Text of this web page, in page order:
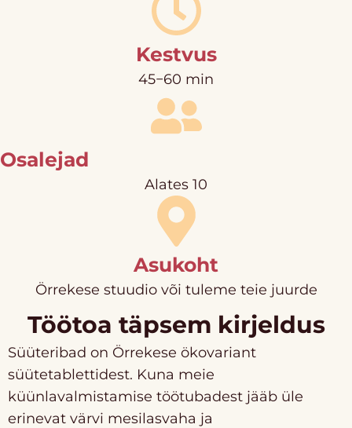
Kestvus
45−60 min
Osalejad
Alates 10
Asukoht
Örrekese stuudio või tuleme teie juurde
Töötoa täpsem kirjeldus
Süüteribad on Örrekese ökovariant
süütetablettidest. Kuna meie
küünlavalmistamise töötubadest jääb üle
erinevat värvi mesilasvaha ja